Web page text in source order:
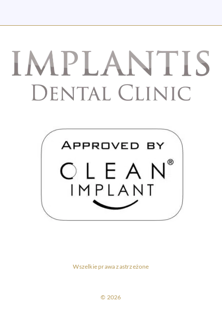
Wszelkie prawa zastrzeżone
© 2026